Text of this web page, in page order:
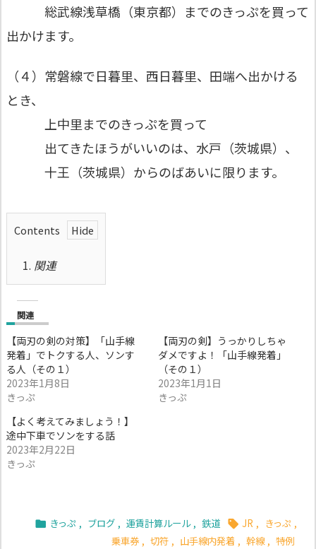
総武線浅草橋（東京都）までのきっぷを買って
出かけます。
（４）常磐線で日暮里、西日暮里、田端へ出かける
とき、
上中里までのきっぷを買って
出てきたほうがいいのは、水戸（茨城県）、
十王（茨城県）からのばあいに限ります。
Contents
1. 関連
関連
【両刃の剣の対策】「山手線
発着」でトクする人、ソンす
る人（その１）
2023年1月8日
きっぷ
【両刃の剣】うっかりしちゃ
ダメですよ！「山手線発着」
（その１）
2023年1月1日
きっぷ
【よく考えてみましょう！】
途中下車でソンをする話
2023年2月22日
きっぷ
 きっぷ , ブログ , 運賃計算ルール , 鉄道  JR , きっぷ ,
乗車券 , 切符 , 山手線内発着 , 幹線 , 特例